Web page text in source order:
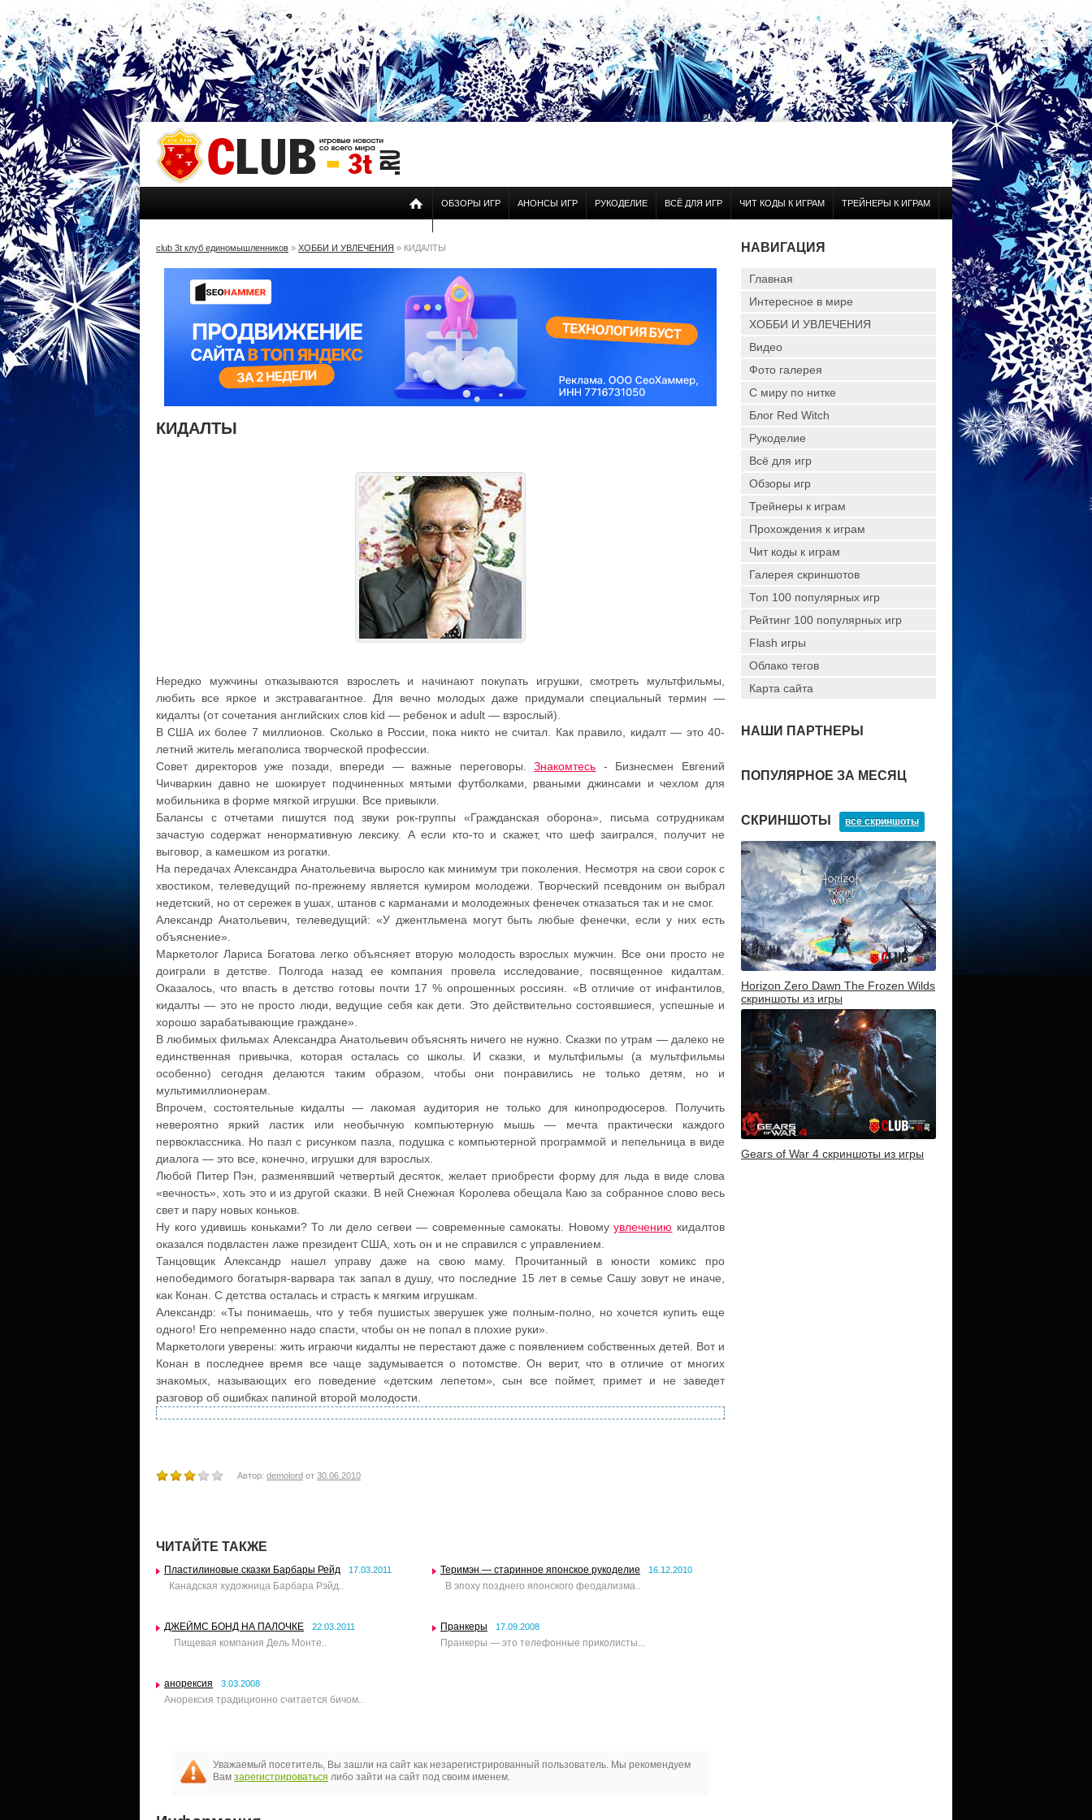
ОБЗОРЫ ИГР АНОНСЫ ИГР РУКОДЕЛИЕ ВСЁ ДЛЯ ИГР ЧИТ КОДЫ К ИГРАМ ТРЕЙНЕРЫ К ИГРАМ
club 3t клуб единомышленников » ХОББИ И УВЛЕЧЕНИЯ » КИДАЛТЫ
КИДАЛТЫ
Нередко мужчины отказываются взрослеть и начинают покупать игрушки, смотреть мультфильмы,
любить все яркое и экстравагантное. Для вечно молодых даже придумали специальный термин —
кидалты (от сочетания английских слов kid — ребенок и adult — взрослый).
В США их более 7 миллионов. Сколько в России, пока никто не считал. Как правило, кидалт — это 40-
летний житель мегаполиса творческой профессии.
Совет директоров уже позади, впереди — важные переговоры.Знакомтесь - Бизнесмен Евгений
Чичваркин давно не шокирует подчиненных мятыми футболками, рваными джинсами и чехлом для
мобильника в форме мягкой игрушки. Все привыкли.
Балансы с отчетами пишутся под звуки рок-группы «Гражданская оборона», письма сотрудникам
зачастую содержат ненормативную лексику. А если кто-то и скажет, что шеф заигрался, получит не
выговор, а камешком из рогатки.
На передачах Александра Анатольевича выросло как минимум три поколения. Несмотря на свои сорок с
хвостиком, телеведущий по-прежнему является кумиром молодежи. Творческий псевдоним он выбрал
недетский, но от сережек в ушах, штанов с карманами и молодежных фенечек отказаться так и не смог.
Александр Анатольевич, телеведущий: «У джентльмена могут быть любые фенечки, если у них есть
объяснение».
Маркетолог Лариса Богатова легко объясняет вторую молодость взрослых мужчин. Все они просто не
доиграли в детстве. Полгода назад ее компания провела исследование, посвященное кидалтам.
Оказалось, что впасть в детство готовы почти 17 % опрошенных россиян. «В отличие от инфантилов,
кидалты — это не просто люди, ведущие себя как дети. Это действительно состоявшиеся, успешные и
хорошо зарабатывающие граждане».
В любимых фильмах Александра Анатольевич объяснять ничего не нужно. Сказки по утрам — далеко не
единственная привычка, которая осталась со школы. И сказки, и мультфильмы (а мультфильмы
особенно) сегодня делаются таким образом, чтобы они понравились не только детям, но и
мультимиллионерам.
Впрочем, состоятельные кидалты — лакомая аудитория не только для кинопродюсеров. Получить
невероятно яркий ластик или необычную компьютерную мышь — мечта практически каждого
первоклассника. Но пазл с рисунком пазла, подушка с компьютерной программой и пепельница в виде
диалога — это все, конечно, игрушки для взрослых.
Любой Питер Пэн, разменявший четвертый десяток, желает приобрести форму для льда в виде слова
«вечность», хоть это и из другой сказки. В ней Снежная Королева обещала Каю за собранное слово весь
свет и пару новых коньков.
Ну кого удивишь коньками? То ли дело сегвеи — современные самокаты. Новомуувлечению кидалтов
оказался подвластен лаже президент США, хоть он и не справился с управлением.
Танцовщик Александр нашел управу даже на свою маму. Прочитанный в юности комикс про
непобедимого богатыря-варвара так запал в душу, что последние 15 лет в семье Сашу зовут не иначе,
как Конан. С детства осталась и страсть к мягким игрушкам.
Александр: «Ты понимаешь, что у тебя пушистых зверушек уже полным-полно, но хочется купить еще
одного! Его непременно надо спасти, чтобы он не попал в плохие руки».
Маркетологи уверены: жить играючи кидалты не перестают даже с появлением собственных детей. Вот и
Конан в последнее время все чаще задумывается о потомстве. Он верит, что в отличие от многих
знакомых, называющих его поведение «детским лепетом», сын все поймет, примет и не заведет
разговор об ошибках папиной второй молодости.
Автор: demolord от 30.06.2010
ЧИТАЙТЕ ТАКЖЕ
Пластилиновые сказки Барбары Рейд 17.03.2011
Канадская художница Барбара Рэйд..
Теримэн — старинное японское рукоделие 16.12.2010
В эпоху позднего японского феодализма..
ДЖЕЙМС БОНД НА ПАЛОЧКЕ 22.03.2011
Пищевая компания Дель Монте..
Пранкеры 17.09.2008
Пранкеры — это телефонные приколисты...
анорексия 3.03.2008
Анорексия традиционно считается бичом..
Уважаемый посетитель, Вы зашли на сайт как незарегистрированный пользователь. Мы рекомендуем
Вам зарегистрироваться либо зайти на сайт под своим именем.
НАВИГАЦИЯ
Главная
Интересное в мире
ХОББИ И УВЛЕЧЕНИЯ
Видео
Фото галерея
С миру по нитке
Блог Red Witch
Рукоделие
Всё для игр
Обзоры игр
Трейнеры к играм
Прохождения к играм
Чит коды к играм
Галерея скриншотов
Топ 100 популярных игр
Рейтинг 100 популярных игр
Flash игры
Облако тегов
Карта сайта
НАШИ ПАРТНЕРЫ
ПОПУЛЯРНОЕ ЗА МЕСЯЦ
СКРИНШОТЫ все скриншоты
Horizon Zero Dawn The Frozen Wilds
скриншоты из игры
Gears of War 4 скриншоты из игры